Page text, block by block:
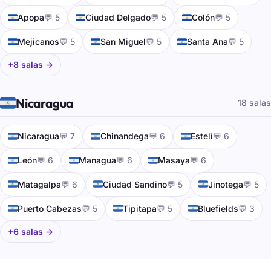
🇸🇻Apopa💬 5 🇸🇻Ciudad Delgado💬 5 🇸🇻Colón💬 5
🇸🇻Mejicanos💬 5 🇸🇻San Miguel💬 5 🇸🇻Santa Ana💬 5
+8 salas →
🇳🇮Nicaragua 18 salas
🇳🇮Nicaragua💬 7 🇳🇮Chinandega💬 6 🇳🇮Estelí💬 6
🇳🇮León💬 6 🇳🇮Managua💬 6 🇳🇮Masaya💬 6
🇳🇮Matagalpa💬 6 🇳🇮Ciudad Sandino💬 5 🇳🇮Jinotega💬 5
🇳🇮Puerto Cabezas💬 5 🇳🇮Tipitapa💬 5 🇳🇮Bluefields💬 3
+6 salas →